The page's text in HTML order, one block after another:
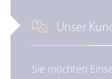
Unser
Sie möchten